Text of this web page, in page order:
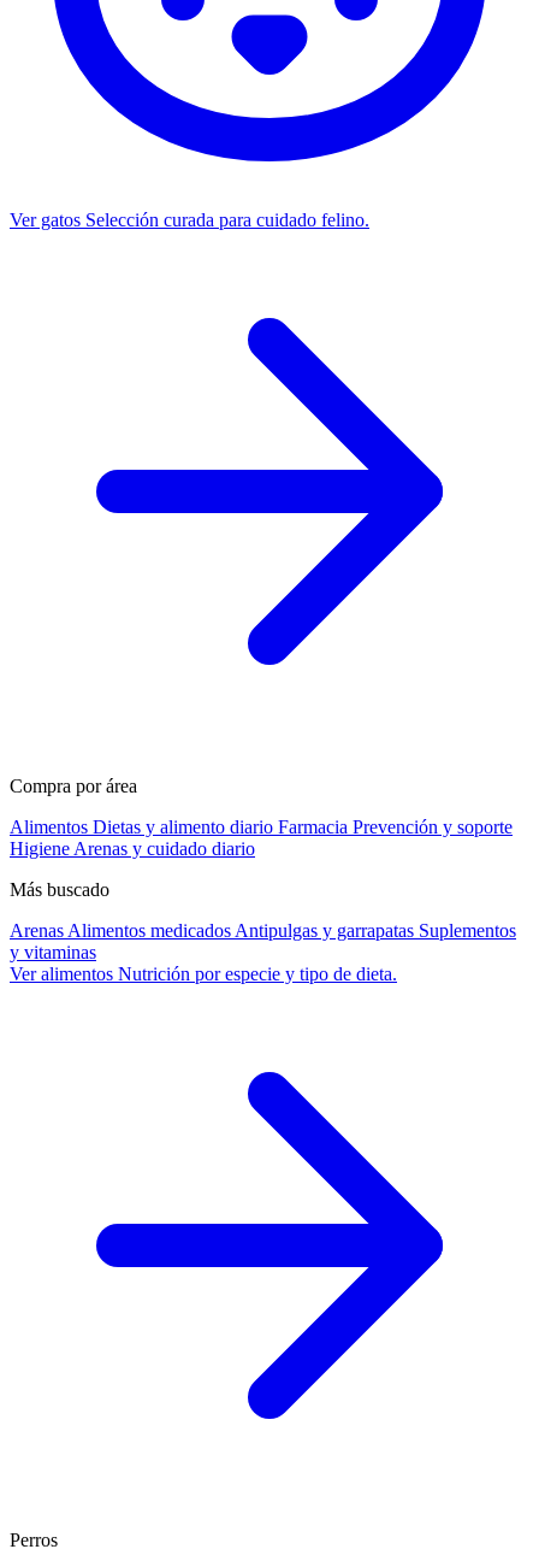
Ver gatos Selección curada para cuidado felino.
Compra por área
Alimentos Dietas y alimento diario Farmacia Prevención y soporte
Higiene Arenas y cuidado diario
Más buscado
Arenas Alimentos medicados Antipulgas y garrapatas Suplementos
y vitaminas
Ver alimentos Nutrición por especie y tipo de dieta.
Perros